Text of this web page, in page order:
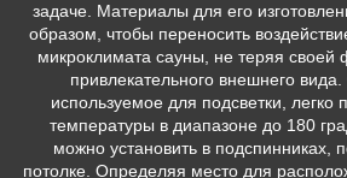
задаче. Материалы для его
образом, чтобы переносить
микроклимата сауны, не теряя своей
привлекательного внешнего
используемое для подсветки, легко
температуры в диапазоне до 180
можно установить в подспинниках,
потолке. Определяя место для